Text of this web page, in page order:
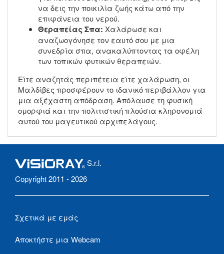
να δεις την ποικιλία ζωής κάτω από την
επιφάνεια του νερού.
Θεραπείας Σπα: Χαλάρωσε και
αναζωογόνησε τον εαυτό σου με μια
συνεδρία σπα, ανακαλύπτοντας τα οφέλη
των τοπικών φυτικών θεραπειών.
Είτε αναζητάς περιπέτεια είτε χαλάρωση, οι
Μαλδίβες προσφέρουν το ιδανικό περιβάλλον για
μια αξέχαστη απόδραση. Απόλαυσε τη φυσική
ομορφιά και την πολιτιστική πλούσια κληρονομιά
αυτού του μαγευτικού αρχιπελάγους.
S.r.l.
Copyright 2011 - 2026
Σχετικά με εμάς
Αποκτήστε μια Webcam